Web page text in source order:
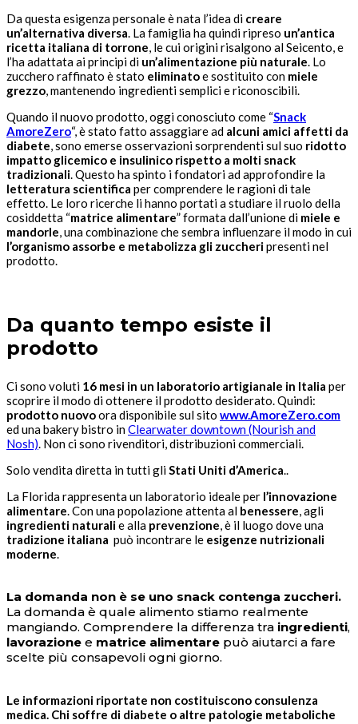
Da questa esigenza personale è nata l’idea di creare
un’alternativa diversa. La famiglia ha quindi ripreso un’antica
ricetta italiana di torrone, le cui origini risalgono al Seicento, e
l’ha adattata ai principi di un’alimentazione più naturale. Lo
zucchero raffinato è stato eliminatoe sostituito con miele
grezzo, mantenendo ingredienti semplici e riconoscibili.
Quando il nuovo prodotto, oggi conosciuto come “Snack
AmoreZero“, è stato fatto assaggiare ad alcuni amici affetti da
diabete, sono emerse osservazioni sorprendenti sul suo ridotto
impatto glicemico e insulinico rispetto a molti snack
tradizionali. Questo ha spinto i fondatori ad approfondire la
letteratura scientifica per comprendere le ragioni di tale
effetto. Le loro ricerche li hanno portati a studiare il ruolo della
cosiddetta “matrice alimentare” formata dall’unione di miele e
mandorle, una combinazione che sembra influenzare il modo in cui
l’organismo assorbe e metabolizza gli zuccheripresenti nel
prodotto.
Da quanto tempo esiste il
prodotto
Ci sono voluti 16 mesi in un laboratorio artigianale in Italia per
scoprire il modo di ottenere il prodotto desiderato. Quindi:
prodotto nuovoora disponibile sul sito www.AmoreZero.com
ed una bakery bistro inClearwater downtown (Nourish and
Nosh). Non ci sono rivenditori, distribuzioni commerciali.
Solo vendita diretta in tutti gliStati Uniti d’America..
La Florida rappresenta un laboratorio ideale per l’innovazione
alimentare. Con una popolazione attenta al benessere, agli
ingredienti naturalie alla prevenzione, è il luogo dove una
tradizione italiana può incontrare le esigenze nutrizionali
moderne.
La domanda non è se uno snack contenga zuccheri.
La domanda è quale alimento stiamo realmente
mangiando. Comprendere la differenza tra ingredienti,
lavorazione e matrice alimentare può aiutarci a fare
scelte più consapevoli ogni giorno.
Le informazioni riportate non costituiscono consulenza
medica. Chi soffre di diabete o altre patologie metaboliche